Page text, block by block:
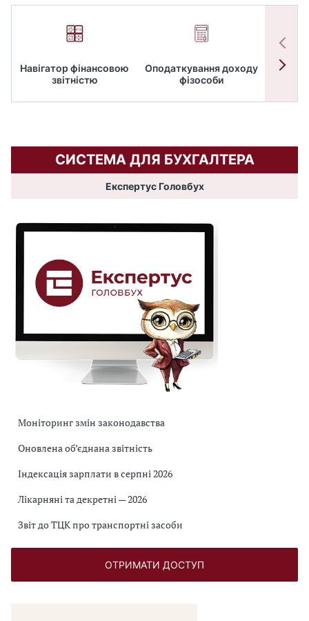
Навігатор фінансовою
звітністю
Оподаткування доходу
фізособи
СИСТЕМА ДЛЯ БУХГАЛТЕРА
Експертус Головбух
Моніторинг змін законодавства
Оновлена об’єднана звітність
Індексація зарплати в серпні 2026
Лікарняні та декретні — 2026
Звіт до ТЦК про транспортні засоби
ОТРИМАТИ ДОСТУП